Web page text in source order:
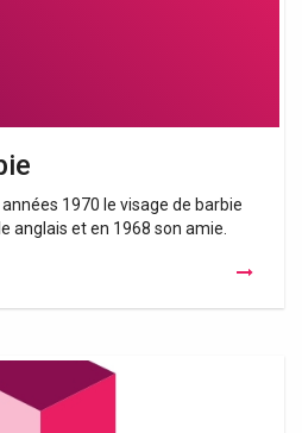
1970 le visage de barbie
anglais et en 1968 son amie.